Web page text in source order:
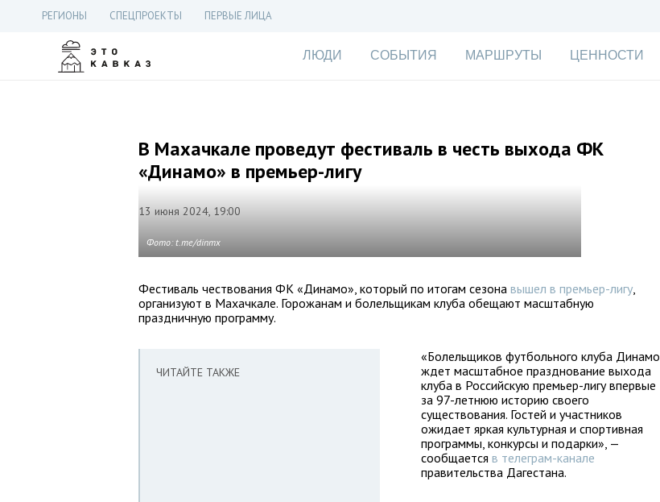
РЕГИОНЫ СПЕЦПРОЕКТЫ ПЕРВЫЕ ЛИЦА
ЛЮДИ СОБЫТИЯ МАРШРУТЫ ЦЕННОСТИ
В Махачкале проведут фестиваль в честь выхода ФК
«Динамо» в премьер-лигу
13 июня 2024, 19:00
Фото: t.me/dinmx
Фестиваль чествования ФК «Динамо», который по итогам сезона вышел в премьер-лигу,
организуют в Махачкале. Горожанам и болельщикам клуба обещают масштабную
праздничную программу.
ЧИТАЙТЕ ТАКЖЕ
«Болельщиков футбольного клуба Динамо
ждет масштабное празднование выхода
клуба в Российскую премьер-лигу впервые
за 97-летнюю историю своего
существования. Гостей и участников
ожидает яркая культурная и спортивная
программы, конкурсы и подарки», —
сообщается в телеграм-канале
правительства Дагестана.